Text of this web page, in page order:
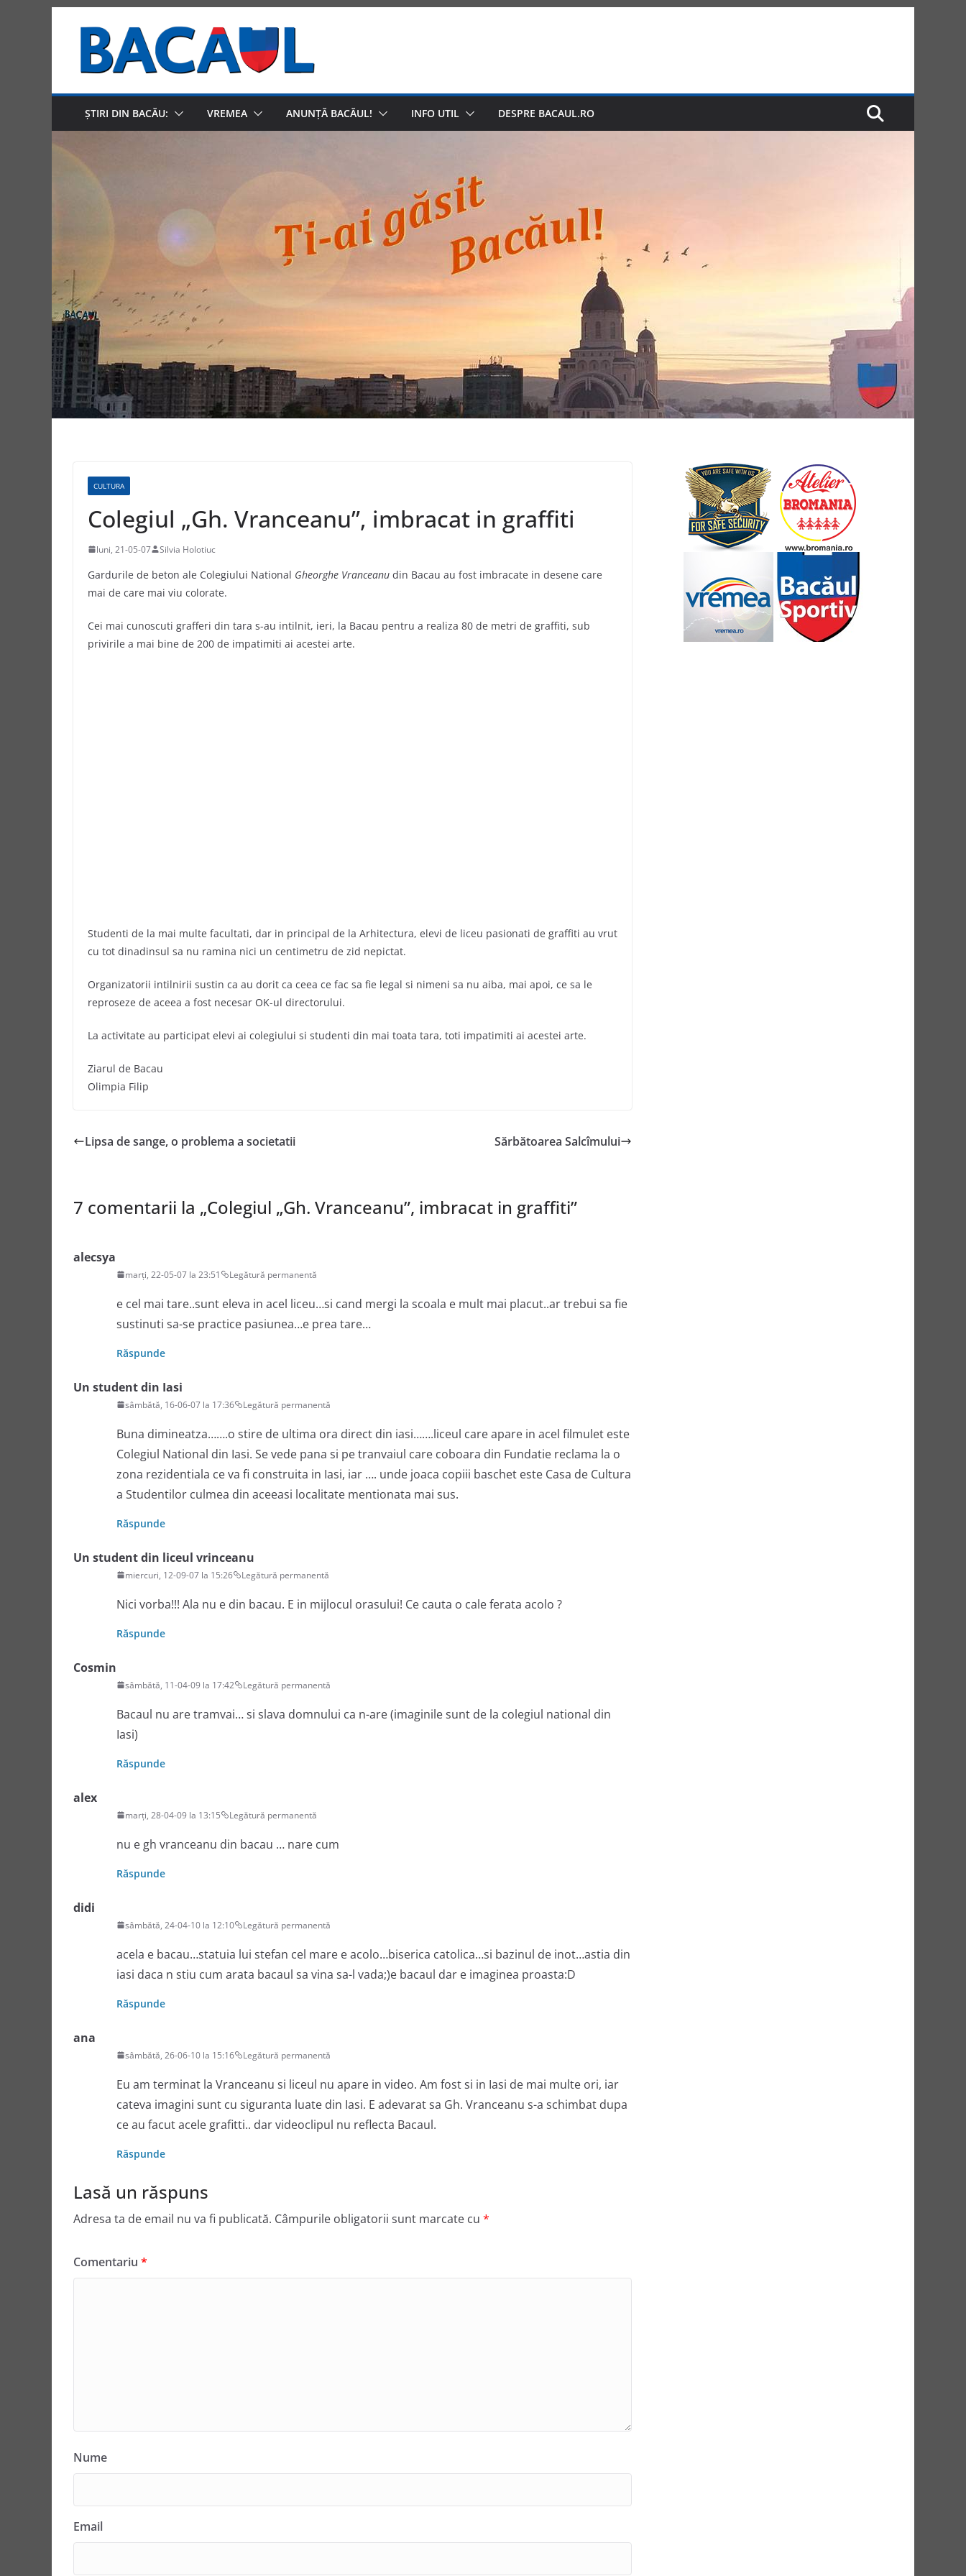
content
ȘTIRI DIN BACĂU: VREMEA ANUNȚĂ BACĂUL! INFO UTIL DESPRE BACAUL.RO
CULTURA
Colegiul „Gh. Vranceanu”, imbracat in graffiti
luni, 21-05-07 Silvia Holotiuc
Gardurile de beton ale Colegiului National Gheorghe Vranceanu din Bacau au fost imbracate in desene care
mai de care mai viu colorate.
Cei mai cunoscuti grafferi din tara s-au intilnit, ieri, la Bacau pentru a realiza 80 de metri de graffiti, sub
privirile a mai bine de 200 de impatimiti ai acestei arte.
Studenti de la mai multe facultati, dar in principal de la Arhitectura, elevi de liceu pasionati de graffiti au vrut
cu tot dinadinsul sa nu ramina nici un centimetru de zid nepictat.
Organizatorii intilnirii sustin ca au dorit ca ceea ce fac sa fie legal si nimeni sa nu aiba, mai apoi, ce sa le
reproseze de aceea a fost necesar OK-ul directorului.
La activitate au participat elevi ai colegiului si studenti din mai toata tara, toti impatimiti ai acestei arte.
Ziarul de Bacau
Olimpia Filip
Lipsa de sange, o problema a societatii Sărbătoarea Salcîmului
7 comentarii la „Colegiul „Gh. Vranceanu”, imbracat in graffiti”
alecsya
marți, 22-05-07 la 23:51 Legătură permanentă
e cel mai tare..sunt eleva in acel liceu…si cand mergi la scoala e mult mai placut..ar trebui sa fie
sustinuti sa-se practice pasiunea…e prea tare…
Răspunde
Un student din Iasi
sâmbătă, 16-06-07 la 17:36 Legătură permanentă
Buna dimineatza…….o stire de ultima ora direct din iasi…….liceul care apare in acel filmulet este
Colegiul National din Iasi. Se vede pana si pe tranvaiul care coboara din Fundatie reclama la o
zona rezidentiala ce va fi construita in Iasi, iar …. unde joaca copiii baschet este Casa de Cultura
a Studentilor culmea din aceeasi localitate mentionata mai sus.
Răspunde
Un student din liceul vrinceanu
miercuri, 12-09-07 la 15:26 Legătură permanentă
Nici vorba!!! Ala nu e din bacau. E in mijlocul orasului! Ce cauta o cale ferata acolo ?
Răspunde
Cosmin
sâmbătă, 11-04-09 la 17:42 Legătură permanentă
Bacaul nu are tramvai… si slava domnului ca n-are (imaginile sunt de la colegiul national din
Iasi)
Răspunde
alex
marți, 28-04-09 la 13:15 Legătură permanentă
nu e gh vranceanu din bacau … nare cum
Răspunde
didi
sâmbătă, 24-04-10 la 12:10 Legătură permanentă
acela e bacau…statuia lui stefan cel mare e acolo…biserica catolica…si bazinul de inot…astia din
iasi daca n stiu cum arata bacaul sa vina sa-l vada;)e bacaul dar e imaginea proasta:D
Răspunde
ana
sâmbătă, 26-06-10 la 15:16 Legătură permanentă
Eu am terminat la Vranceanu si liceul nu apare in video. Am fost si in Iasi de mai multe ori, iar
cateva imagini sunt cu siguranta luate din Iasi. E adevarat sa Gh. Vranceanu s-a schimbat dupa
ce au facut acele grafitti.. dar videoclipul nu reflecta Bacaul.
Răspunde
Lasă un răspuns
Adresa ta de email nu va fi publicată. Câmpurile obligatorii sunt marcate cu *
Comentariu *
Nume
Email